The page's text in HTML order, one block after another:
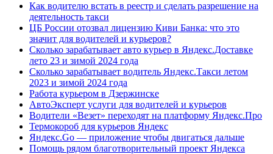
Как водителю встать в реестр и сделать разрешение на
деятельность такси
ЦБ России отозвал лицензию Киви Банка: что это
значит для водителей и курьеров?
Сколько зарабатывает авто курьер в Яндекс.Доставке
лето 23 и зимой 2024 года
Сколько зарабатывает водитель Яндекс.Такси летом
2023 и зимой 2024 года
Работа курьером в Дзержинске
АвтоЭксперт услуги для водителей и курьеров
Водители «Везет» переходят на платформу Яндекс.Про
Термокороб для курьеров Яндекс
Яндекс.Go — приложение чтобы двигаться дальше
Помощь рядом благотворительный проект Яндекса